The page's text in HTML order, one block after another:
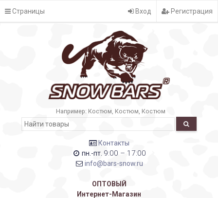
Страницы Вход Регистрация
Например: Костюм Костюм Костюм
Контакты
пн.-пт. 9:00 – 17:00
info@bars-snow.ru
ОПТОВЫЙ
Интернет-Магазин